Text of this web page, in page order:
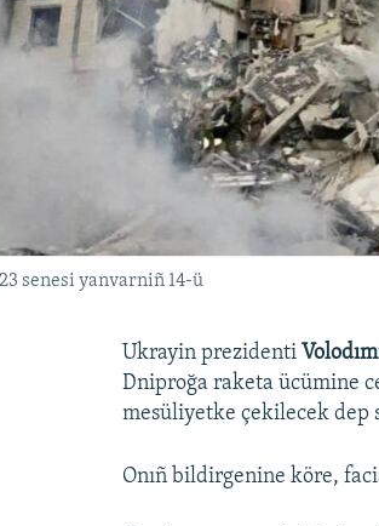
senesi yanvarniñ 14-ü
Ukrayin prezidenti
Dniproğa raketa ücümine
mesüliyetke çekilecek dep
Onıñ bildirgenine köre,